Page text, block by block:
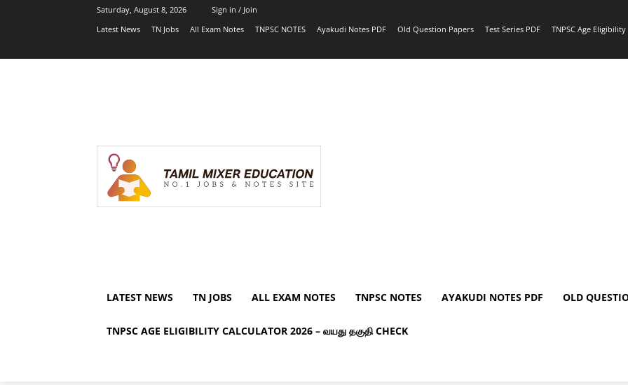
Saturday, August 8, 2026
Sign in / Join
Latest News
TN Jobs All Exam Notes TNPSC NOTES Ayakudi Notes PDF Old Question Papers Test Series PDF TNPSC Age
LATEST NEWS TN JOBS ALL EXAM NOTES TNPSC NOTES AYAKUDI NOTES PDF OLD
TNPSC AGE ELIGIBILITY CALCULATOR 2026 – வயது தகுதி CHECK